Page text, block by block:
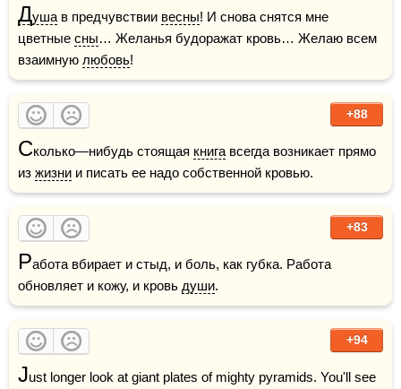
Душа в предчувствии весны! И снова снятся мне
цветные сны… Желанья будоражат кровь… Желаю всем
взаимную любовь!
+88
Сколько—нибудь стоящая книга всегда возникает прямо
из жизни и писать ее надо собственной кровью.
+83
Работа вбирает и стыд, и боль, как губка. Работа
обновляет и кожу, и кровь души.
+94
Just longer look at giant plates of mighty pyramids. You'll see